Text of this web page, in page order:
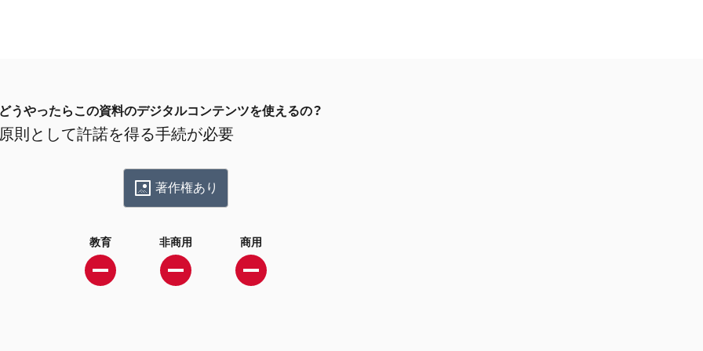
どうやったらこの資料のデジタルコンテンツを使えるの？
原則として許諾を得る手続が必要
著作権あり
教育 非商用 商用